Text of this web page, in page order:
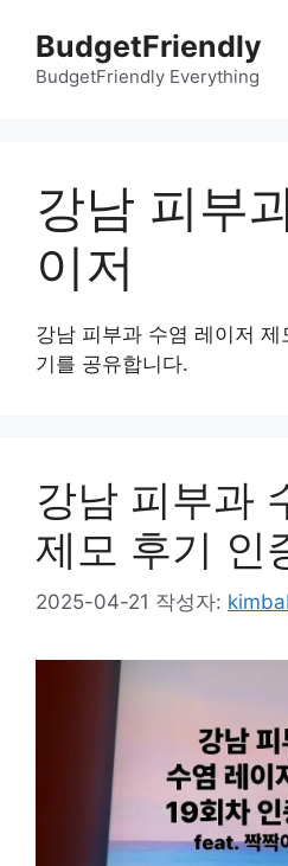
BudgetFriendly
BudgetFriendly Everything
강남 피부
이저
강남 피부과 수염 레이저
기를 공유합니다.
강남 피부과
제모 후기 인
2025-04-21 작성자: